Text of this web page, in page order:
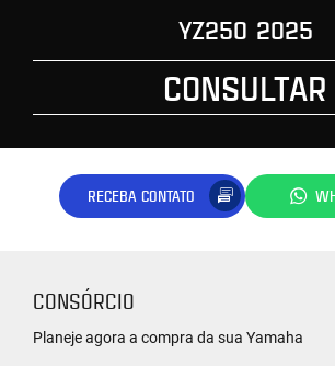
YZ250 2025
CONSULTAR
RECEBA CONTATO
CONSÓRCIO
Planeje agora a compra da sua Yamaha